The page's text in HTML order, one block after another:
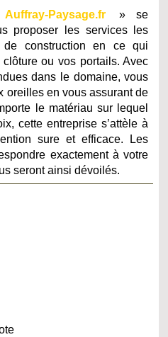
Auffray-Paysage.fr» se
proposer les services les
de construction en ce qui
ou vos portails. Avec
dans le domaine, vous
oreilles en vous assurant de
le matériau sur lequel
cette entreprise s’attèle à
sure et efficace. Les
exactement à votre
seront ainsi dévoilés.